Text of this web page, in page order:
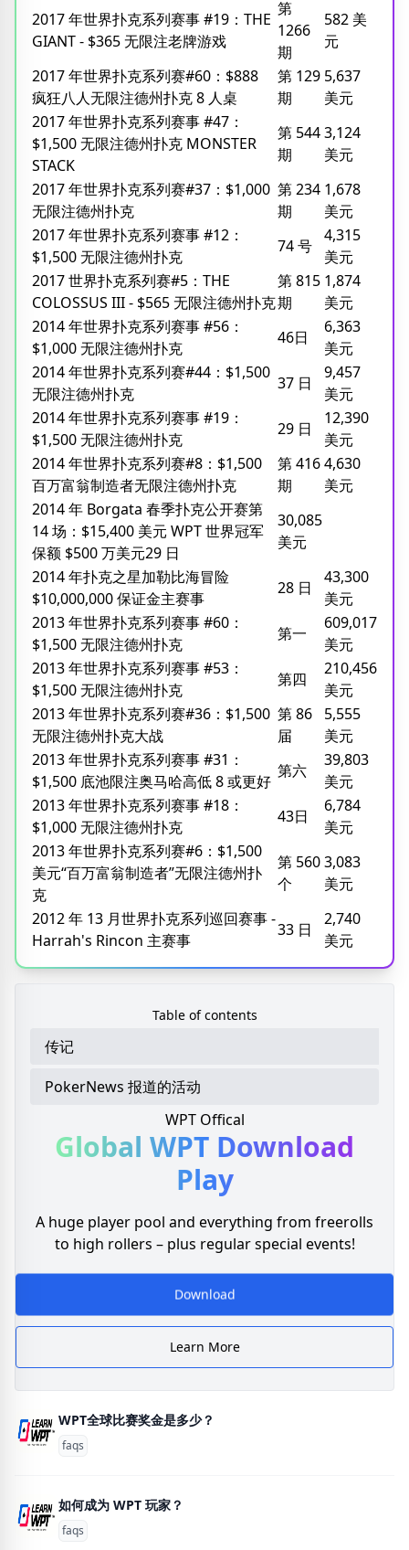
2017 年世界扑克系列赛事 #19：THE
GIANT - $365 无限注老牌游戏
第
1266
期
582 美
元
2017 年世界扑克系列赛#60：$888
疯狂八人无限注德州扑克 8 人桌
第 129
期
5,637
美元
2017 年世界扑克系列赛事 #47：
$1,500 无限注德州扑克 MONSTER
STACK
第 544
期
3,124
美元
2017 年世界扑克系列赛#37：$1,000
无限注德州扑克
第 234
期
1,678
美元
2017 年世界扑克系列赛事 #12：
$1,500 无限注德州扑克
74 号
4,315
美元
2017 世界扑克系列赛#5：THE
COLOSSUS III - $565 无限注德州扑克
第 815
期
1,874
美元
2014 年世界扑克系列赛事 #56：
$1,000 无限注德州扑克
46日
6,363
美元
2014 年世界扑克系列赛#44：$1,500
无限注德州扑克
37 日
9,457
美元
2014 年世界扑克系列赛事 #19：
$1,500 无限注德州扑克
29 日
12,390
美元
2014 年世界扑克系列赛#8：$1,500
百万富翁制造者无限注德州扑克
第 416
期
4,630
美元
2014 年 Borgata 春季扑克公开赛第
14 场：$15,400 美元 WPT 世界冠军
保额 $500 万美元29 日
30,085
美元
2014 年扑克之星加勒比海冒险
$10,000,000 保证金主赛事
28 日
43,300
美元
2013 年世界扑克系列赛事 #60：
$1,500 无限注德州扑克
第一
609,017
美元
2013 年世界扑克系列赛事 #53：
$1,500 无限注德州扑克
第四
210,456
美元
2013 年世界扑克系列赛#36：$1,500
无限注德州扑克大战
第 86
届
5,555
美元
2013 年世界扑克系列赛事 #31：
$1,500 底池限注奥马哈高低 8 或更好
第六
39,803
美元
2013 年世界扑克系列赛事 #18：
$1,000 无限注德州扑克
43日
6,784
美元
2013 年世界扑克系列赛#6：$1,500
美元“百万富翁制造者”无限注德州扑
克
第 560
个
3,083
美元
2012 年 13 月世界扑克系列巡回赛事 -
Harrah's Rincon 主赛事
33 日
2,740
美元
Table of contents
传记
PokerNews 报道的活动
WPT Offical
Global WPT Download
Play
A huge player pool and everything from freerolls
to high rollers – plus regular special events!
Download
Learn More
WPT全球比赛奖金是多少？
faqs
如何成为 WPT 玩家？
faqs